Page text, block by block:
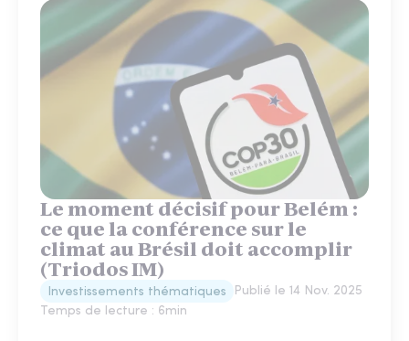
Le moment décisif pour Belém :
ce que la conférence sur le
climat au Brésil doit accomplir
(Triodos IM)
Investissements thématiques Publié le 14 Nov. 2025
Temps de lecture : 6min